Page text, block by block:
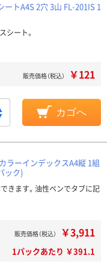
トA4S 2穴 3山 FL-201IS 1
シート。
販売価格（税込） ￥121
カゴへ
ラーインデックスA4縦 1組
ック)
きます。油性ペンでタブに記
販売価格（税込） ￥3,911
1パックあたり ￥391.1